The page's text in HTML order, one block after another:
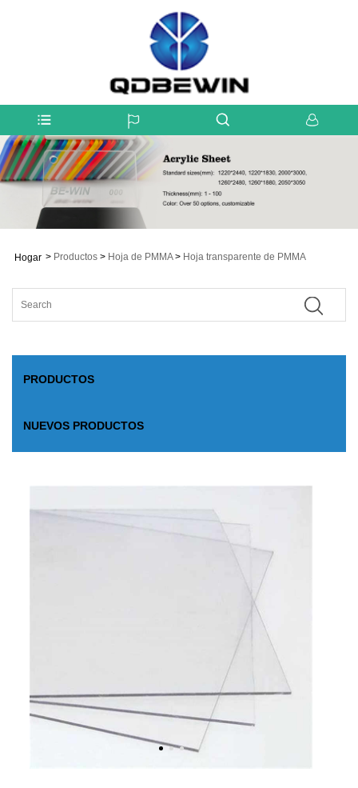
Hogar > Productos > Hoja de PMMA> Hoja transparente de PMMA
PRODUCTOS
NUEVOS PRODUCTOS